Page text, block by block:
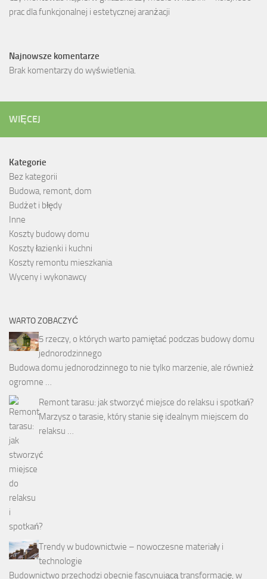
prac dla funkcjonalnej i estetycznej aranżacji
Najnowsze komentarze
Brak komentarzy do wyświetlenia.
WIĘCEJ
Kategorie
Bez kategorii
Budowa, remont, dom
Budżet i błędy
Inne
Koszty budowy domu
Koszty łazienki i kuchni
Koszty remontu mieszkania
Wyceny i wykonawcy
WARTO ZOBACZYĆ
5 rzeczy, o których warto pamiętać podczas budowy domu
jednorodzinnego
Budowa domu jednorodzinnego to nie tylko marzenie, ale również
ogromne …
Remont tarasu: jak stworzyć miejsce do relaksu i spotkań?
Marzysz o tarasie, który stanie się idealnym miejscem do
relaksu …
Trendy w budownictwie – nowoczesne materiały i
technologie
Budownictwo przechodzi obecnie fascynującą transformację, w